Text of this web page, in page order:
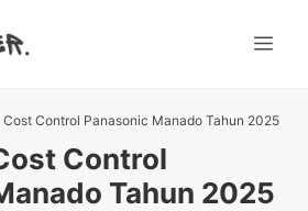
Control Panasonic Manado Tahun 2025
Control
Tahun 2025